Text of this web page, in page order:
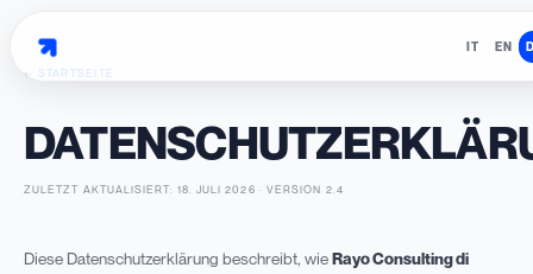
IT EN
← STARTSEITE
ZULETZT AKTUALISIERT: 18. JULI 2026 · VERSION 2.4
Diese Datenschutzerklärung beschreibt, wieRayo Consulting di